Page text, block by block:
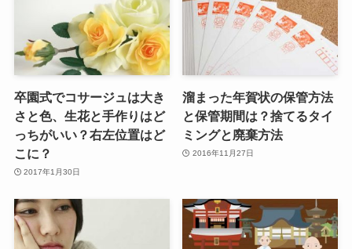
卒園式でコサージュは大き
さと色、生花と手作りはど
っちがいい？右左位置はど
こに？
2017年1月30日
溜まった年賀状の保管方法
と保管期間は？捨てるタイ
ミングと廃棄方法
2016年11月27日